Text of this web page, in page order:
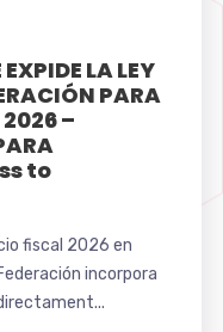
EXPIDE LA LEY
PARA
2026 –
to
fiscal 2026 en
incorpora